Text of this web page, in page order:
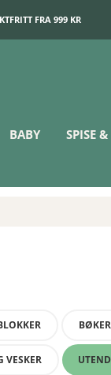
FRA 999 KR
BABY SPISE
BØKER
VESKER